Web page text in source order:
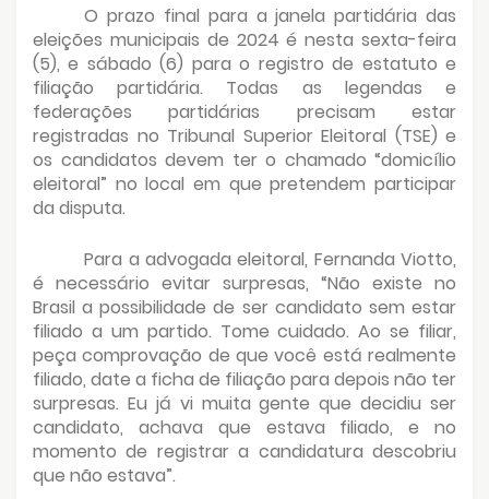
O prazo final para a janela partidária das
eleições municipais de 2024 é nesta sexta-feira
(5), e sábado (6) para o registro de estatuto e
filiação partidária. Todas as legendas e
federações partidárias precisam estar
registradas no Tribunal Superior Eleitoral (TSE) e
os candidatos devem ter o chamado “domicílio
eleitoral” no local em que pretendem participar
da disputa.
Para a advogada eleitoral, Fernanda Viotto,
é necessário evitar surpresas, “Não existe no
Brasil a possibilidade de ser candidato sem estar
filiado a um partido. Tome cuidado. Ao se filiar,
peça comprovação de que você está realmente
filiado, date a ficha de filiação para depois não ter
surpresas. Eu já vi muita gente que decidiu ser
candidato, achava que estava filiado, e no
momento de registrar a candidatura descobriu
que não estava”.